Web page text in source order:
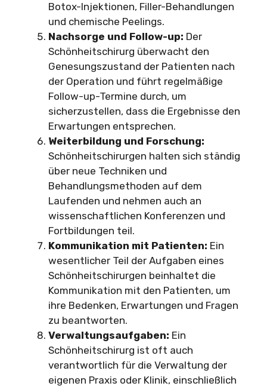
Botox-Injektionen, Filler-Behandlungen
und chemische Peelings.
Nachsorge und Follow-up: Der
Schönheitschirurg überwacht den
Genesungszustand der Patienten nach
der Operation und führt regelmäßige
Follow-up-Termine durch, um
sicherzustellen, dass die Ergebnisse den
Erwartungen entsprechen.
Weiterbildung und Forschung:
Schönheitschirurgen halten sich ständig
über neue Techniken und
Behandlungsmethoden auf dem
Laufenden und nehmen auch an
wissenschaftlichen Konferenzen und
Fortbildungen teil.
Kommunikation mit Patienten: Ein
wesentlicher Teil der Aufgaben eines
Schönheitschirurgen beinhaltet die
Kommunikation mit den Patienten, um
ihre Bedenken, Erwartungen und Fragen
zu beantworten.
Verwaltungsaufgaben: Ein
Schönheitschirurg ist oft auch
verantwortlich für die Verwaltung der
eigenen Praxis oder Klinik, einschließlich